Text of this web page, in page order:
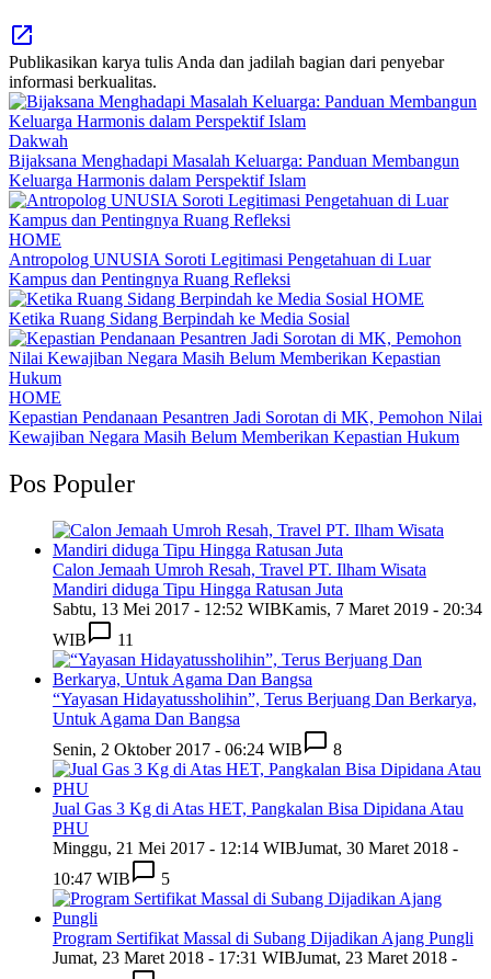
Publikasikan karya tulis Anda dan jadilah bagian dari penyebar
informasi berkualitas.
Dakwah
Bijaksana Menghadapi Masalah Keluarga: Panduan Membangun
Keluarga Harmonis dalam Perspektif Islam
HOME
Antropolog UNUSIA Soroti Legitimasi Pengetahuan di Luar
Kampus dan Pentingnya Ruang Refleksi
HOME
Ketika Ruang Sidang Berpindah ke Media Sosial
HOME
Kepastian Pendanaan Pesantren Jadi Sorotan di MK, Pemohon Nilai
Kewajiban Negara Masih Belum Memberikan Kepastian Hukum
Pos Populer
Calon Jemaah Umroh Resah, Travel PT. Ilham Wisata
Mandiri diduga Tipu Hingga Ratusan Juta
Sabtu, 13 Mei 2017 - 12:52 WIBKamis, 7 Maret 2019 - 20:34
WIB
11
“Yayasan Hidayatussholihin”, Terus Berjuang Dan Berkarya,
Untuk Agama Dan Bangsa
Senin, 2 Oktober 2017 - 06:24 WIB
8
Jual Gas 3 Kg di Atas HET, Pangkalan Bisa Dipidana Atau
PHU
Minggu, 21 Mei 2017 - 12:14 WIBJumat, 30 Maret 2018 -
10:47 WIB
5
Program Sertifikat Massal di Subang Dijadikan Ajang Pungli
Jumat, 23 Maret 2018 - 17:31 WIBJumat, 23 Maret 2018 -